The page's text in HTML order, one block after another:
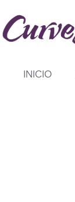
Saltar
INICIO